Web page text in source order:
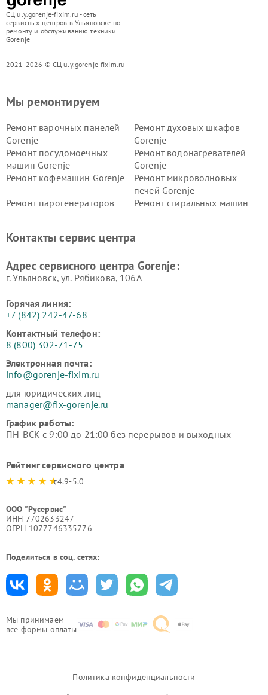
СЦ uly.gorenje-fixim.ru - сеть
сервисных центров в Ульяновске по
ремонту и обслуживанию техники
Gorenje
2021-2026 © СЦ uly.gorenje-fixim.ru
Мы принимаем
все формы оплаты
Мы ремонтируем
Ремонт варочных панелей
Gorenje
Ремонт духовых шкафов
Gorenje
Ремонт посудомоечных
машин Gorenje
Ремонт водонагревателей
Gorenje
Ремонт кофемашин Gorenje
Ремонт микроволновых
печей Gorenje
Ремонт парогенераторов
Ремонт стиральных машин
Контакты сервис центра
Адрес сервисного центра Gorenje:
г. Ульяновск, ул. Рябикова, 106А
Горячая линия:
+7 (842) 242-47-68
Контактный телефон:
8 (800) 302-71-75
Электронная почта:
info@gorenje-fixim.ru
для юридических лиц
manager@fix-gorenje.ru
График работы:
ПН-ВСК с 9:00 до 21:00 без перерывов и выходных
Рейтинг сервисного центра
4.9-5.0
ООО "Русервис"
ИНН 7702633247
ОГРН 1077746335776
Поделиться в соц. сетях:
Политика конфиденциальности